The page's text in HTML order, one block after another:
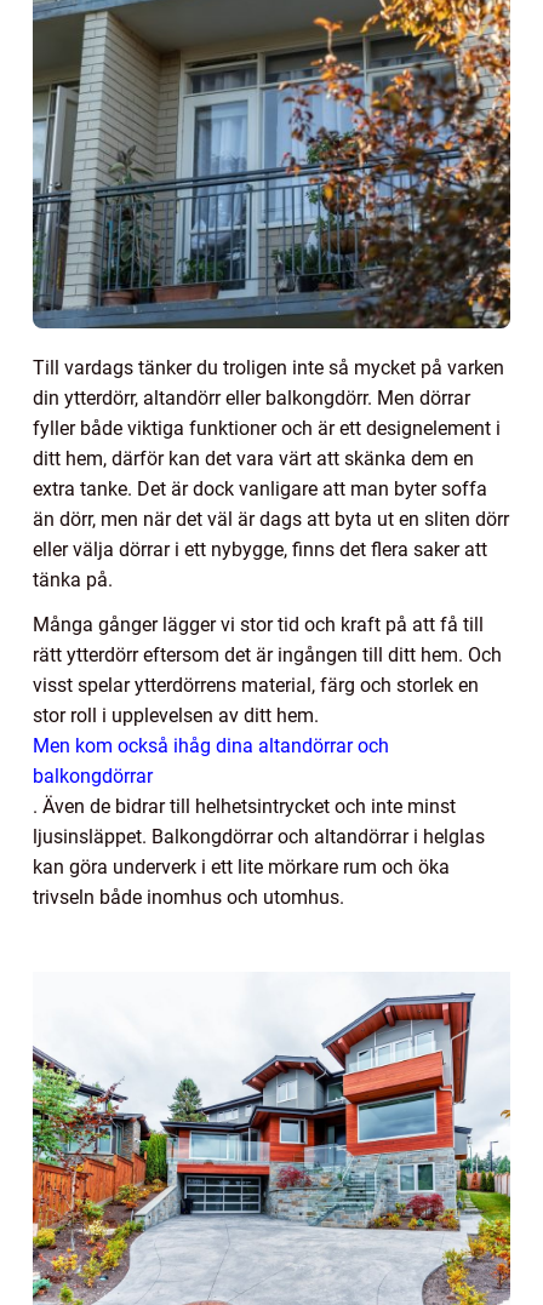
Till vardags tänker du troligen inte så mycket på varken
din ytterdörr, altandörr eller balkongdörr. Men dörrar
fyller både viktiga funktioner och är ett designelement i
ditt hem, därför kan det vara värt att skänka dem en
extra tanke. Det är dock vanligare att man byter soffa
än dörr, men när det väl är dags att byta ut en sliten dörr
eller välja dörrar i ett nybygge, finns det flera saker att
tänka på.
Många gånger lägger vi stor tid och kraft på att få till
rätt ytterdörr eftersom det är ingången till ditt hem. Och
visst spelar ytterdörrens material, färg och storlek en
stor roll i upplevelsen av ditt hem.
Men kom också ihåg dina altandörrar och
balkongdörrar
. Även de bidrar till helhetsintrycket och inte minst
ljusinsläppet. Balkongdörrar och altandörrar i helglas
kan göra underverk i ett lite mörkare rum och öka
trivseln både inomhus och utomhus.